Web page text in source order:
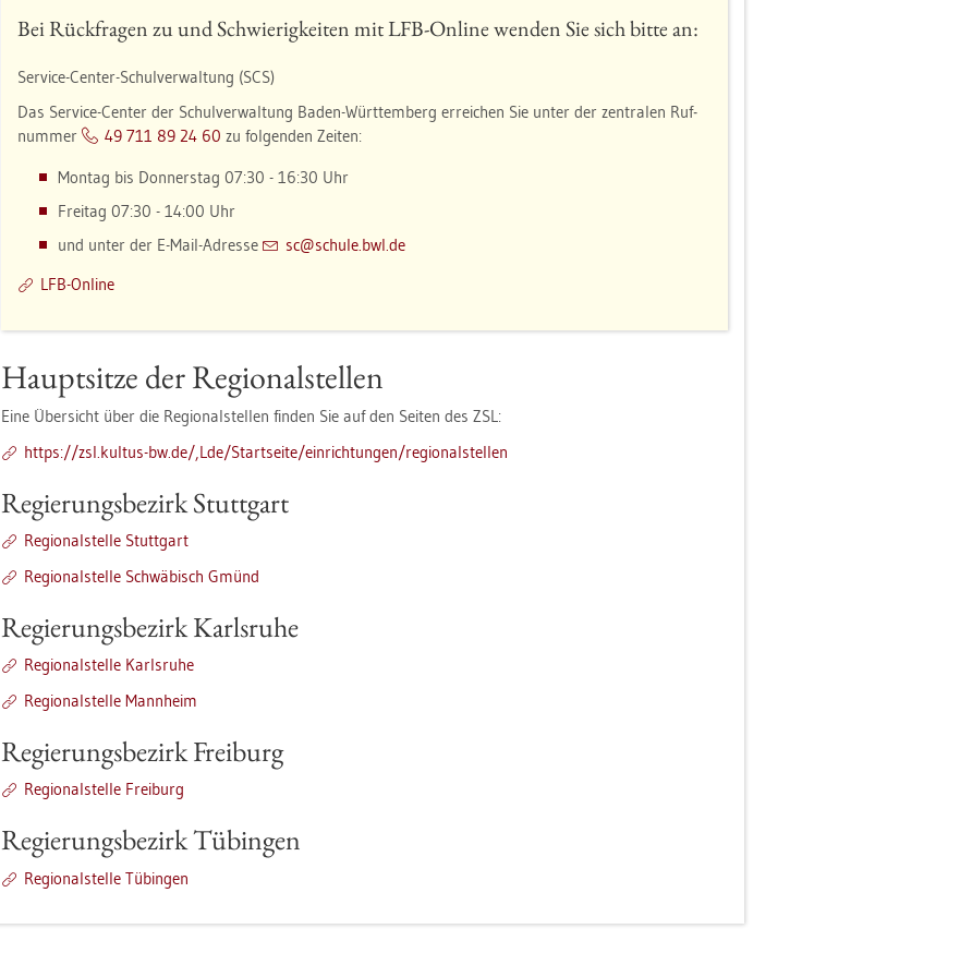
Bei Rück­fra­gen zu und Schwie­rig­kei­ten mit LFB-On­line wen­den Sie sich bitte an:
Ser­vice-Cen­ter-Schul­ver­wal­tung (SCS)
Das Ser­vice-Cen­ter der Schul­ver­wal­tung Baden-Würt­tem­berg er­rei­chen Sie unter der zen­tra­len Ruf­
num­mer
49 711 89 24 60 zu fol­gen­den Zei­ten:
Mon­tag bis Don­ners­tag 07:30 - 16:30 Uhr
Frei­tag 07:30 - 14:00 Uhr
und unter der E-Mail-Adres­se
sc@​schu­le.​bwl.​de
LFB-On­line
Haupt­sit­ze der Re­gio­nal­stel­len
Eine Über­sicht über die Re­gio­nal­stel­len fin­den Sie auf den Sei­ten des ZSL:
https://​zsl.​kul­tus-​bw.​de/,Lde/Start­sei­te/ein­rich­tun­gen/re­gio­nal­stel­len
Re­gie­rungs­be­zirk Stutt­gart
Re­gio­nal­stel­le Stutt­gart
Re­gio­nal­stel­le Schwä­bisch Gmünd
Re­gie­rungs­be­zirk Karls­ru­he
Re­gio­nal­stel­le Karls­ru­he
Re­gio­nal­stel­le Mann­heim
Re­gie­rungs­be­zirk Frei­burg
Re­gio­nal­stel­le Frei­burg
Re­gie­rungs­be­zirk Tü­bin­gen
Re­gio­nal­stel­le Tü­bin­gen